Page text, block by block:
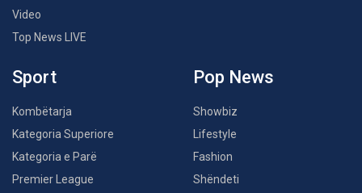
Video
Top News LIVE
Sport
Kombëtarja
Kategoria Superiore
Kategoria e Parë
Premier League
Pop News
Showbiz
Lifestyle
Fashion
Shëndeti